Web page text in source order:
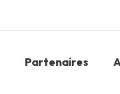
Partenaires